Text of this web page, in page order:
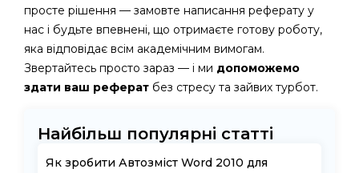
просте рішення — замовте написання реферату у
нас і будьте впевнені, що отримаєте готову роботу,
яка відповідає всім академічним вимогам.
Звертайтесь просто зараз — і ми допоможемо
здати ваш реферат без стресу та зайвих турбот.
Найбільш популярні статті
Як зробити Автозміст Word 2010 для